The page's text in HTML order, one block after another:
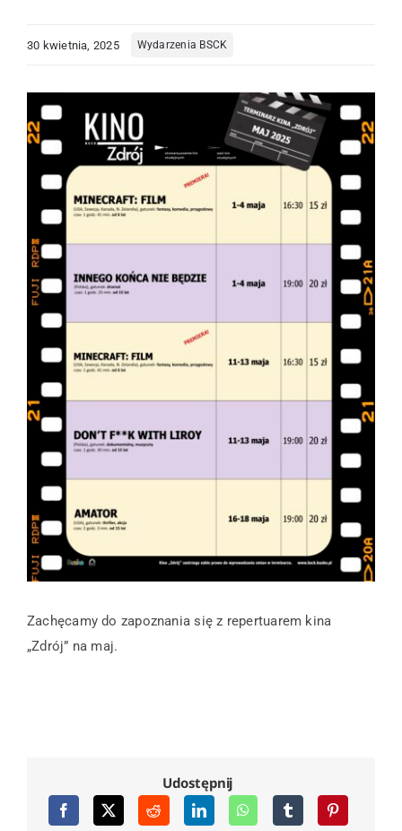
Centrum Informacji Turystycznej
Kompleks Tężnia
O nas
Kontakt
30 kwietnia, 2025 Wydarzenia BSCK
Zachęcamy do zapoznania się z repertuarem kina
„Zdrój” na maj.
Udostępnij